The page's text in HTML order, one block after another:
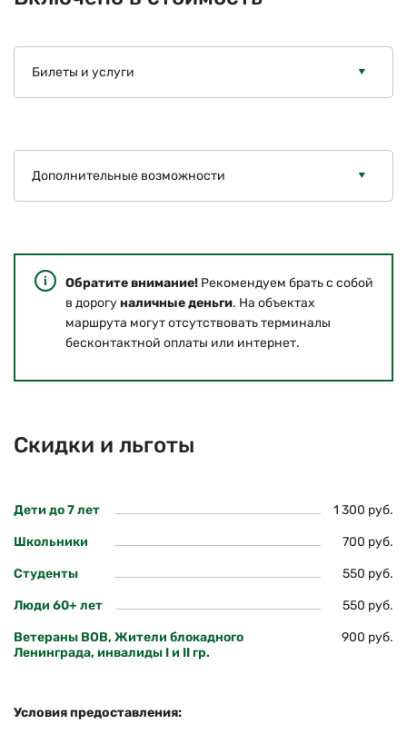
Билеты и услуги
Дополнительные возможности
Обратите внимание! Рекомендуем брать с собой
в дорогуналичные деньги. На объектах
маршрута могут отсутствовать терминалы
бесконтактной оплаты или интернет.
Скидки и льготы
Дети до 7 лет 1 300 руб.
Школьники 700 руб.
Студенты 550 руб.
Люди 60+ лет 550 руб.
Ветераны ВОВ, Жители блокадного
Ленинграда, инвалиды I и II гр.
900 руб.
Условия предоставления: